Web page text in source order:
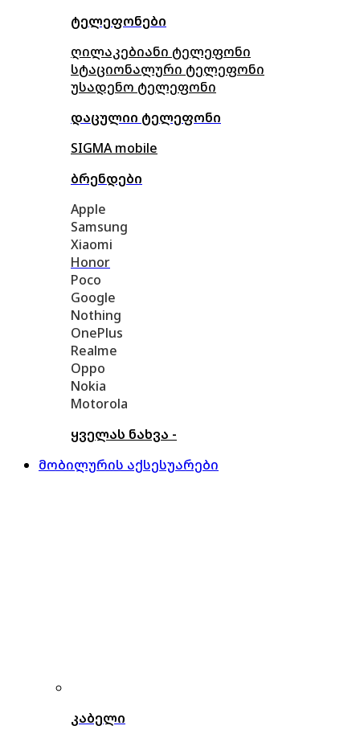
ტელეფონები
ღილაკებიანი ტელეფონი
სტაციონალური ტელეფონი
უსადენო ტელეფონი
დაცულიი ტელეფონი
SIGMA mobile
ბრენდები
Apple
Samsung
Xiaomi
Honor
Poco
Google
Nothing
OnePlus
Realme
Oppo
Nokia
Motorola
ყველას ნახვა -
მობილურის აქსესუარები
კაბელი